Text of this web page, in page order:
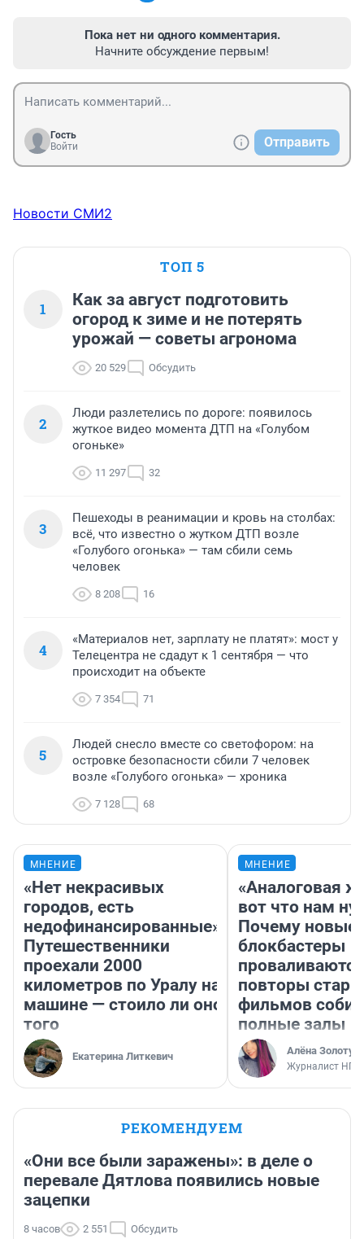
Пока нет ни одного комментария.
Начните обсуждение первым!
Гость
Войти
Отправить
Новости СМИ2
ТОП 5
1
Как за август подготовить
огород к зиме и не потерять
урожай — советы агронома
20 529 Обсудить
2
Люди разлетелись по дороге: появилось
жуткое видео момента ДТП на «Голубом
огоньке»
11 297 32
3
Пешеходы в реанимации и кровь на столбах:
всё, что известно о жутком ДТП возле
«Голубого огонька» — там сбили семь
человек
8 208 16
4
«Материалов нет, зарплату не платят»: мост у
Телецентра не сдадут к 1 сентября — что
происходит на объекте
7 354 71
5
Людей снесло вместе со светофором: на
островке безопасности сбили 7 человек
возле «Голубого огонька» — хроника
7 128 68
МНЕНИЕ
«Нет некрасивых
городов, есть
недофинансированные».
Путешественники
проехали 2000
километров по Уралу на
машине — стоило ли оно
того
Екатерина Литкевич
МНЕНИЕ
«Аналоговая
вот что нам
Почему новые
блокбастеры
повторы
фильмов
полные залы
Алёна
Журналист НГС
РЕКОМЕНДУЕМ
«Они все были заражены»: в деле о
перевале Дятлова появились новые
зацепки
8 часов 2 551 Обсудить